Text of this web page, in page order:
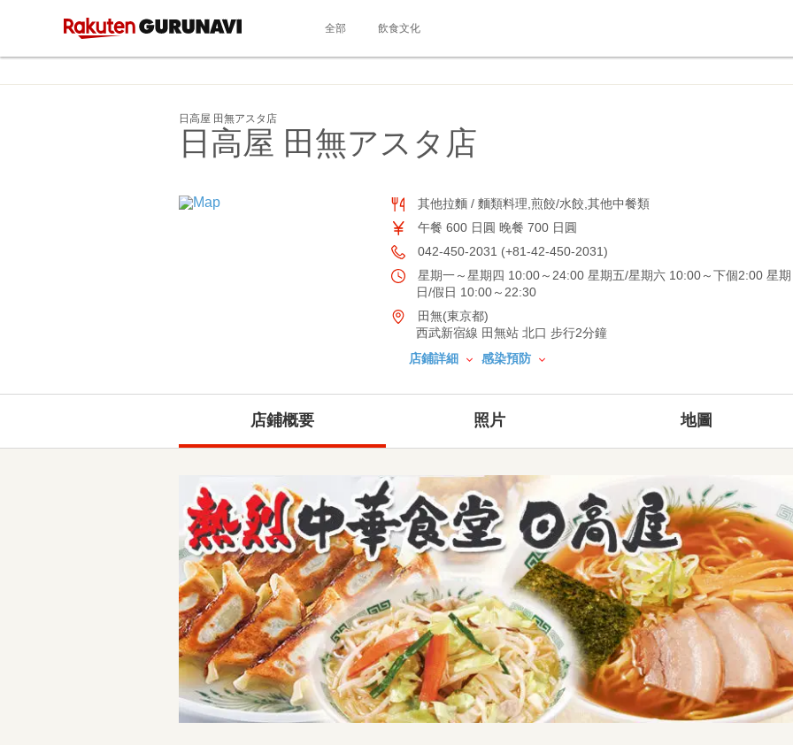
全部 飲食文化
日高屋 田無アスタ店
日高屋 田無アスタ店
其他拉麵 / 麵類料理,煎餃/水餃,其他中餐類
午餐 600 日圓 晚餐 700 日圓
042-450-2031 (+81-42-450-2031)
星期一～星期四 10:00～24:00 星期五/星期六 10:00～下個2:00 星期
日/假日 10:00～22:30
田無(東京都)
西武新宿線 田無站 北口 步行2分鐘
店鋪詳細
感染預防
店鋪概要 照片 地圖